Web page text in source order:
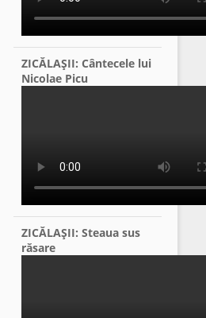
ZICĂLAŞII: Cântecele lui
Nicolae Picu
ZICĂLAŞII: Steaua sus
răsare